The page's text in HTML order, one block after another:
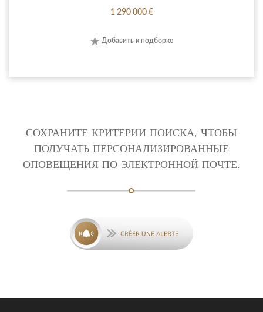
1 290 000 €
Добавить к подборке
СОХРАНИТЕ КРИТЕРИИ ПОИСКА, ЧТОБЫ
ПОЛУЧАТЬ ПЕРСОНАЛИЗИРОВАННЫЕ
ОПОВЕЩЕНИЯ ПО ЭЛЕКТРОННОЙ ПОЧТЕ.